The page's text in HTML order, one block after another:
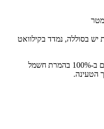
בסוללה, נמדד בקילוואט
יעילות — כלי רכב חשמליים אינם יעילים ב-100% בהמרת חשמל
הטעינה.